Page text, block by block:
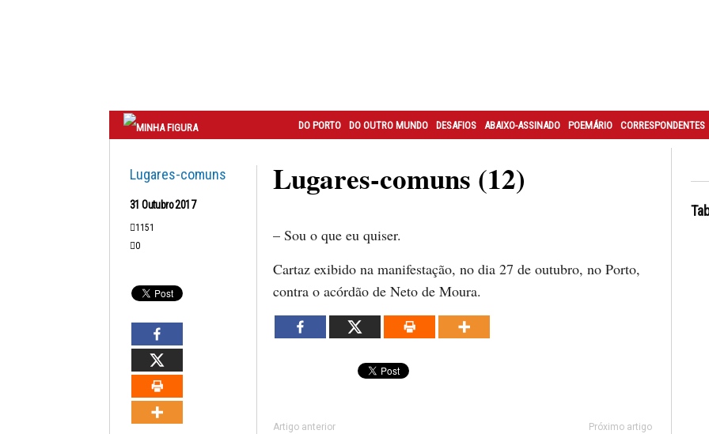
DO PORTO DO OUTRO MUNDO DESAFIOS ABAIXO-ASSINADO POEMÁRIO CORRESPONDENTES
Lugares-comuns
31 Outubro 2017
1151
0
Lugares-comuns (12)
– Sou o que eu quiser.
Cartaz exibido na manifestação, no dia 27 de outubro, no Porto,
contra o acórdão de Neto de Moura.
Artigo anterior Próximo artigo